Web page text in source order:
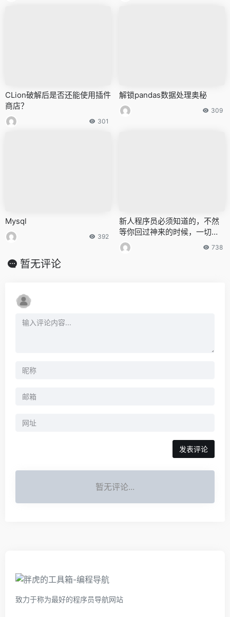
CLion破解后是否还能使用插件
商店？
301
解锁pandas数据处理奥秘
309
Mysql
392
新人程序员必须知道的，不然
等你回过神来的时候，一切已
晚矣。
738
暂无评论
暂无评论...
致力于称为最好的程序员导航网站